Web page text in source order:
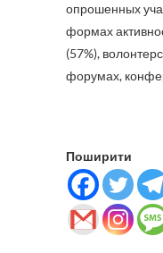
опрошенных
формах
(57%),
форумах,
Поширити